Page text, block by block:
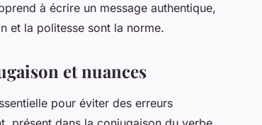
à écrire un message authentique,
et la politesse sont la norme.
et nuances
pour éviter des erreurs